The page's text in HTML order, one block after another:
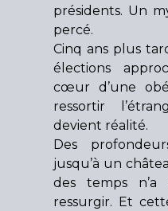
présidents. Un
percé.
Cinq ans plus
élections
cœur d’une
ressortir
devient réalité.
Des
jusqu’à un
des temps n’a
ressurgir. Et